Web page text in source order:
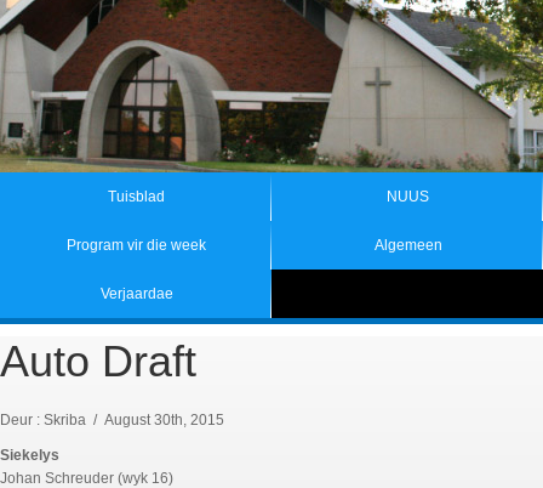
Tuisblad NUUS
Program vir die week Algemeen
Verjaardae
Auto Draft
Deur : Skriba / August 30th, 2015
Siekelys
Johan Schreuder (wyk 16)